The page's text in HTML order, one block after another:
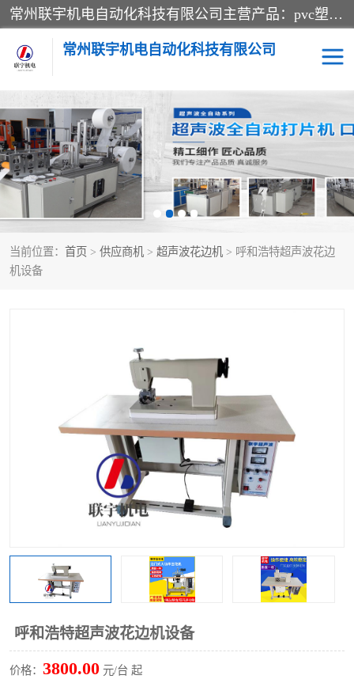
常州联宇机电自动化科技有限公司主营产品：pvc塑料焊机、高频热合机、软膜天花压边机、服装布料凹凸压花机、布料3d压印设备、服装植胶设备、超声波布料花边机、无纺布热合机、全自动压花机。
常州联宇机电自动化科技有限公司
当前位置： 首页 > 供应商机 > 超声波花边机 > 呼和浩特超声波花边
机设备
呼和浩特超声波花边机设备
价格： 3800.00 元/台 起
压花定型机以及压花模具 超声波热合机
高频热合机 超声波花边机
超声波复合压花机 凹凸压花机压标机
3040凹凸压花机 双头服装凹凸压花机
海绵产品成型机